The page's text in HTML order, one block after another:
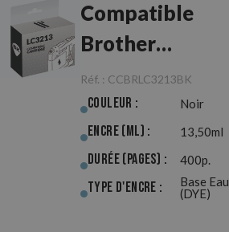
Compatible
Brother
LC3213 Noir
Réf. : CCBRLC3213BK
Couleur : Noir
Encre (ml) : 13,50ml
Durée (pages) : 400p.
Type d'Encre :
Base Eau
(DYE)